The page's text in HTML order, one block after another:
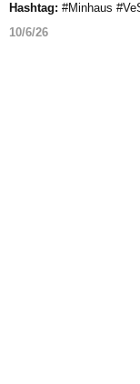
Hashtag: #Minhaus
10/6/26